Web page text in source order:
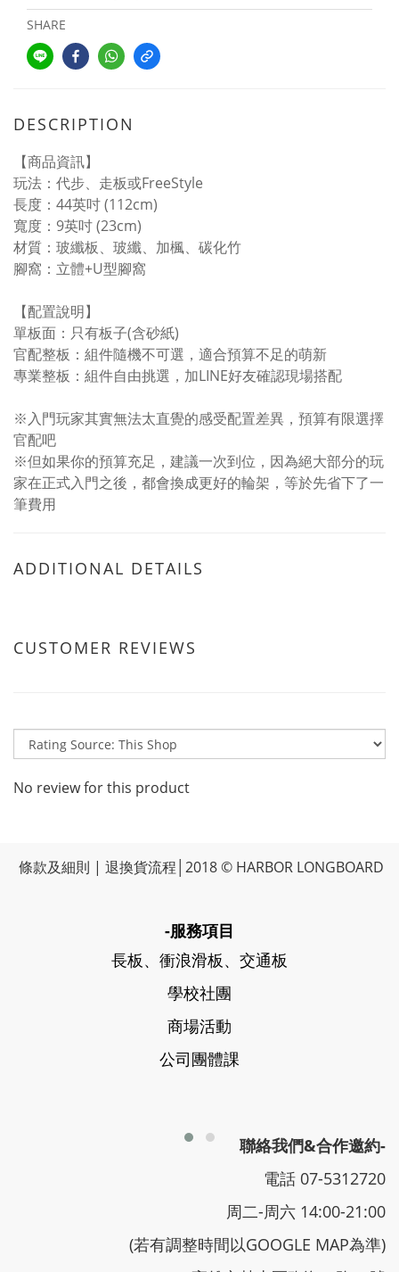
SHARE
DESCRIPTION
【商品資訊】
玩法：代步、走板或FreeStyle
長度：44英吋 (112cm)
寬度：9英吋 (23cm)
材質：玻纖板、玻纖、加楓、碳化竹
腳窩：立體+U型腳窩
【配置說明】
單板面：只有板子(含砂紙)
官配整板：組件隨機不可選，適合預算不足的萌新
專業整板：組件自由挑選，加LINE好友確認現場搭配
※入門玩家其實無法太直覺的感受配置差異，預算有限選擇
官配吧
※但如果你的預算充足，建議一次到位，因為絕大部分的玩
家在正式入門之後，都會換成更好的輪架，等於先省下了一
筆費用
ADDITIONAL DETAILS
CUSTOMER REVIEWS
No review for this product
條款及細則 | 退換貨流程 │2018 © HARBOR LONGBOARD
-服務項目
長板、衝浪滑板、交通板
學校社團
商場活動
公司團體課
聯絡我們&合作邀約-
電話 07-5312720
周二-周六 14:00-21:00
(若有調整時間以GOOGLE MAP為準)